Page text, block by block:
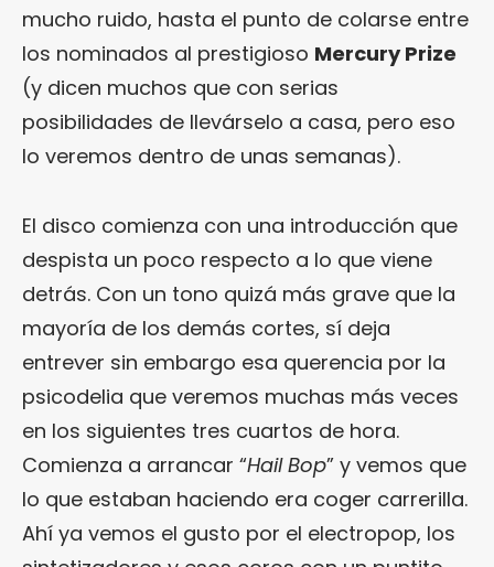
mucho ruido, hasta el punto de colarse entre
los nominados al prestigioso Mercury Prize
(y dicen muchos que con serias
posibilidades de llevárselo a casa, pero eso
lo veremos dentro de unas semanas).
El disco comienza con una introducción que
despista un poco respecto a lo que viene
detrás. Con un tono quizá más grave que la
mayoría de los demás cortes, sí deja
entrever sin embargo esa querencia por la
psicodelia que veremos muchas más veces
en los siguientes tres cuartos de hora.
Comienza a arrancar “Hail Bop” y vemos que
lo que estaban haciendo era coger carrerilla.
Ahí ya vemos el gusto por el electropop, los